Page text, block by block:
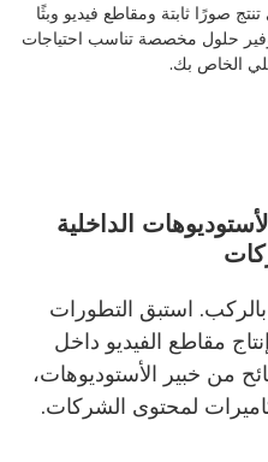
صورًا ثابتة ومقاطع فيديو وبثًا
حلول مخصصة تناسب احتياجات
الخاص بك.
الداخلية
استبق التطورات
مقاطع الفيديو داخل
من خبير الأستوديوهات،
لمحتوى الشركات.